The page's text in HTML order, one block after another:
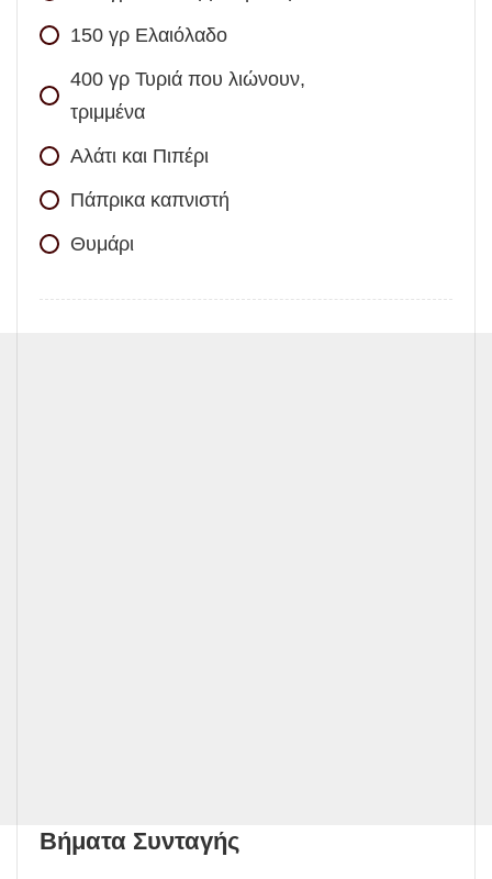
150 γρ Ελαιόλαδο
400 γρ Τυριά που λιώνουν,
τριμμένα
Αλάτι και Πιπέρι
Πάπρικα καπνιστή
Θυμάρι
Βήματα Συνταγής